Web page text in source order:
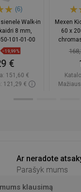
Ar neradote
Parašyk mums
klausimą
(6)
Walk-in
8 mm,
101-01-00
−19,99%
€
151,60 €
121,29 €
Mexen
60 x